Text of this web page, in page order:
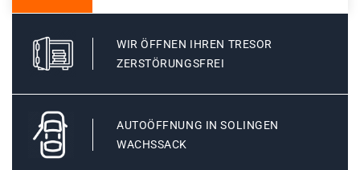
WIR ÖFFNEN IHREN TRESOR
ZERSTÖRUNGSFREI
AUTOÖFFNUNG IN SOLINGEN
WACHSSACK